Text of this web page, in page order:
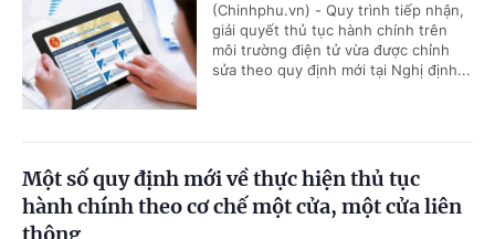
(Chinhphu.vn) - Quy trình tiếp nhận,
giải quyết thủ tục hành chính trên
môi trường điện tử vừa được chỉnh
sửa theo quy định mới tại Nghị định...
Một số quy định mới về thực hiện thủ tục
hành chính theo cơ chế một cửa, một cửa liên